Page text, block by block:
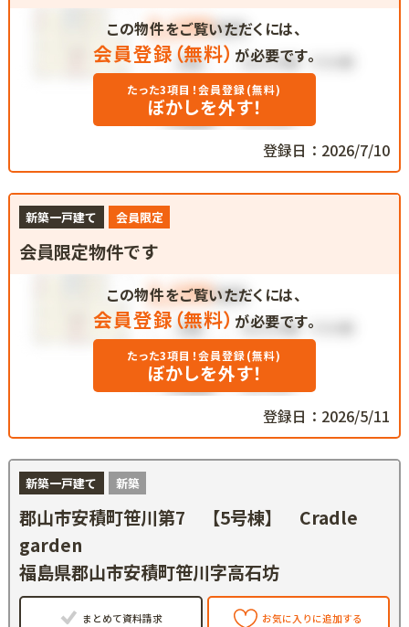
この物件をご覧いただくには、
会員登録（無料） が必要です。
たった3項目！会員登録(無料)
ぼかしを外す！
登録日：2026/7/10
新築一戸建て 会員限定
会員限定物件です
この物件をご覧いただくには、
会員登録（無料） が必要です。
たった3項目！会員登録(無料)
ぼかしを外す！
登録日：2026/5/11
新築一戸建て 新築
郡山市安積町笹川第7 【5号棟】 Cradle
garden
福島県郡山市安積町笹川字高石坊
まとめて資料請求 お気に入りに追加する